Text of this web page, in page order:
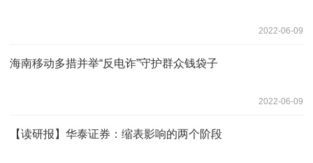
2022-06-09
海南移动多措并举“反电诈”守护群众钱袋子
2022-06-09
【读研报】华泰证券：缩表影响的两个阶段